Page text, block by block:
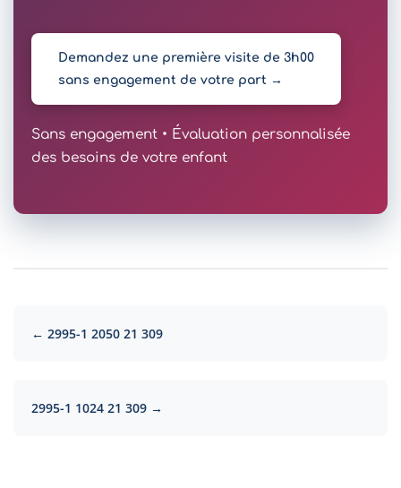
Demandez une première visite de 3h00
sans engagement de votre part →
Sans engagement • Évaluation personnalisée
des besoins de votre enfant
← 2995-1 2050 21 309
2995-1 1024 21 309 →